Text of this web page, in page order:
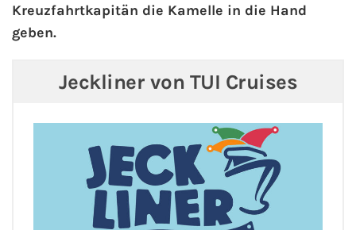
Kreuzfahrtkapitän die Kamelle in die Hand
geben.
Jeckliner von TUI Cruises